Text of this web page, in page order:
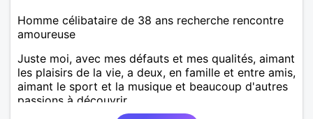
Homme célibataire de 38 ans recherche rencontre
amoureuse
Juste moi, avec mes défauts et mes qualités, aimant
les plaisirs de la vie, a deux, en famille et entre amis,
aimant le sport et la musique et beaucoup d'autres
passions à découvrir...